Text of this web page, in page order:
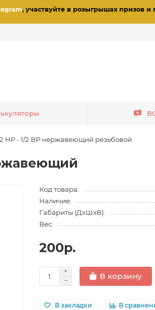
, участвуйте в розыгрышах призов и
НР - 1/2 ВР нержавеющий резьбовой
Код товара:
Наличие:
Габариты (ДхШхВ):
Вес:
200р.
В корзину
В закладки В